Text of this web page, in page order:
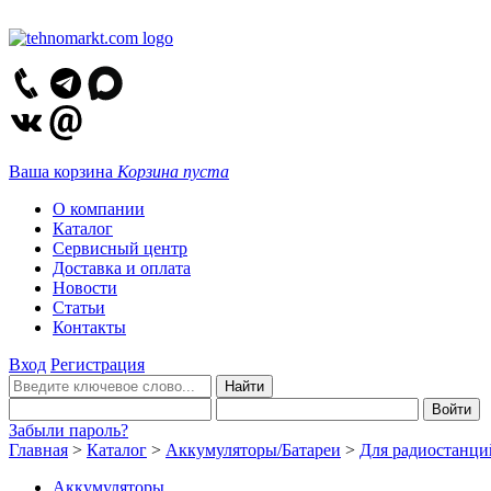
Ваша корзина Корзина пуста
О компании
Каталог
Сервисный центр
Доставка и оплата
Новости
Статьи
Контакты
Вход Регистрация
Забыли пароль?
Главная > Каталог > Аккумуляторы/Батареи > Для
Аккумуляторы